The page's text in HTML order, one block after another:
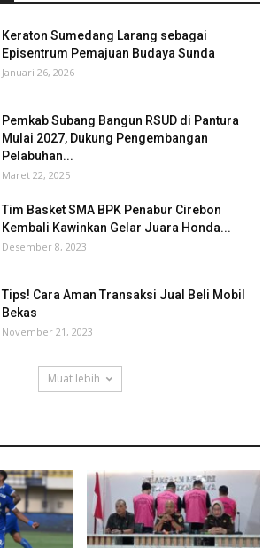
Keraton Sumedang Larang sebagai
Episentrum Pemajuan Budaya Sunda
Januari 26, 2026
Pemkab Subang Bangun RSUD di Pantura
Mulai 2027, Dukung Pengembangan
Pelabuhan...
Maret 22, 2025
Tim Basket SMA BPK Penabur Cirebon
Kembali Kawinkan Gelar Juara Honda...
Desember 8, 2023
Tips! Cara Aman Transaksi Jual Beli Mobil
Bekas
November 21, 2023
Muat lebih